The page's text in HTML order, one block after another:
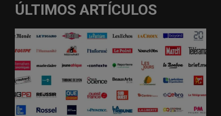
ÚLTIMOS ARTÍCULOS